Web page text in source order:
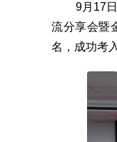
9月17日，
流分享会暨
名，成功考